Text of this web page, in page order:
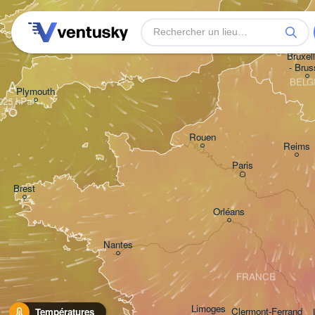
Températures
London
Plymouth
Bristol
Brest
Nantes
-
Reims
Rouen
Paris
Orléans
Clermont-Ferrand
Limoges
FRANCE
A